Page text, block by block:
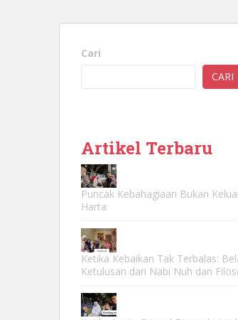
Cari
CARI
Artikel Terbaru
Puncak Kebahagiaan Bukan
Harta
Ketika Kebaikan Tak Terbalas:
Ketulusan dari Nabi Nuh dan